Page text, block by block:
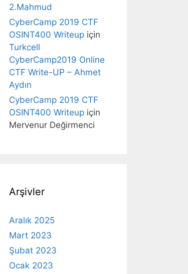
2.Mahmud
CyberCamp 2019 CTF
OSINT400 Writeup için
Turkcell
CyberCamp2019 Online
CTF Write-UP – Ahmet
Aydın
CyberCamp 2019 CTF
OSINT400 Writeup için
Mervenur Değirmenci
Arşivler
Aralık 2025
Mart 2023
Şubat 2023
Ocak 2023